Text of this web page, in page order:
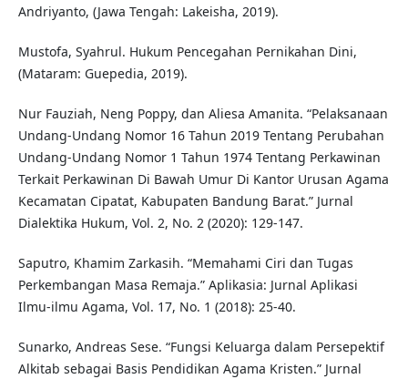
Andriyanto, (Jawa Tengah: Lakeisha, 2019).
Mustofa, Syahrul. Hukum Pencegahan Pernikahan Dini,
(Mataram: Guepedia, 2019).
Nur Fauziah, Neng Poppy, dan Aliesa Amanita. “Pelaksanaan
Undang-Undang Nomor 16 Tahun 2019 Tentang Perubahan
Undang-Undang Nomor 1 Tahun 1974 Tentang Perkawinan
Terkait Perkawinan Di Bawah Umur Di Kantor Urusan Agama
Kecamatan Cipatat, Kabupaten Bandung Barat.” Jurnal
Dialektika Hukum, Vol. 2, No. 2 (2020): 129-147.
Saputro, Khamim Zarkasih. “Memahami Ciri dan Tugas
Perkembangan Masa Remaja.” Aplikasia: Jurnal Aplikasi
Ilmu-ilmu Agama, Vol. 17, No. 1 (2018): 25-40.
Sunarko, Andreas Sese. “Fungsi Keluarga dalam Persepektif
Alkitab sebagai Basis Pendidikan Agama Kristen.” Jurnal